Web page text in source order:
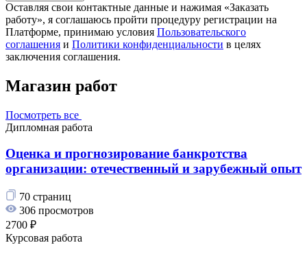
Оставляя свои контактные данные и нажимая «Заказать
работу», я соглашаюсь пройти процедуру регистрации на
Платформе, принимаю условия Пользовательского
соглашения и Политики конфиденциальности в целях
заключения соглашения.
Магазин работ
Посмотреть все
Дипломная работа
Оценка и прогнозирование банкротства
организации: отечественный и зарубежный опыт
70 страниц
306 просмотров
2700 ₽
Курсовая работа